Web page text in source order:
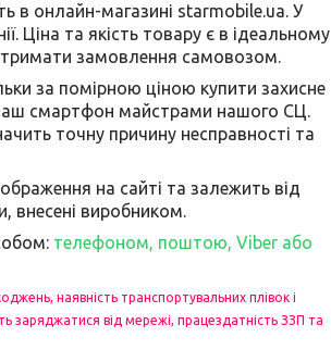
в онлайн-магазині starmobile.ua. У
Ціна та якість товару є в ідеальному
замовлення самовозом.
за помірною ціною купити захисне
смартфон майстрами нашого СЦ.
точну причину несправності та
на сайті та залежить від
внесені виробником.
телефоном, поштою, Viber або
наявність транспортувальних плівок і
заряджатися від мережі, працездатність ЗЗП та